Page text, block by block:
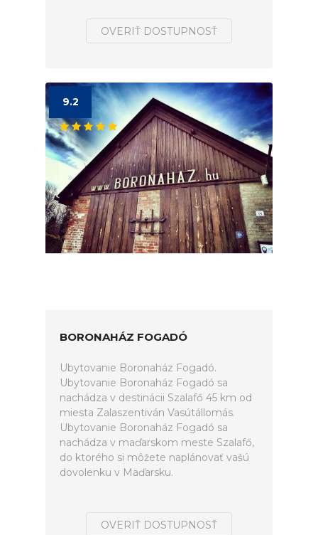
OVERIŤ DOSTUPNOSŤ
9.2
BORONAHÁZ FOGADÓ
Ubytovanie Boronaház Fogadó.
Ubytovanie Boronaház Fogadó sa
nachádza v destinácii Szalafő 45 km od
miesta Zalaszentiván Vasútállomás.
Ubytovanie Boronaház Fogadó sa
nachádza v maďarskom meste Szalafő,
do ktorého si môžete naplánovať vašú
dovolenku v Maďarsku.
OVERIŤ DOSTUPNOSŤ